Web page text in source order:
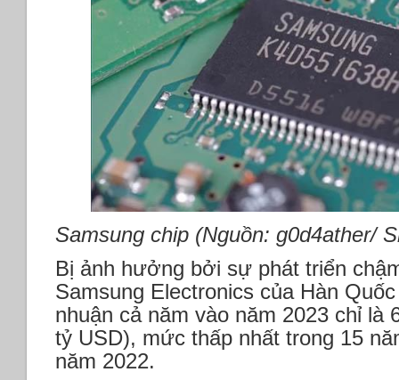
Samsung chip (Nguồn: g0d4ather/
Bị ảnh hưởng bởi sự phát triển
Samsung Electronics của Hàn
nhuận cả năm vào năm 2023 chỉ là
tỷ USD), mức thấp nhất trong 15
năm 2022.